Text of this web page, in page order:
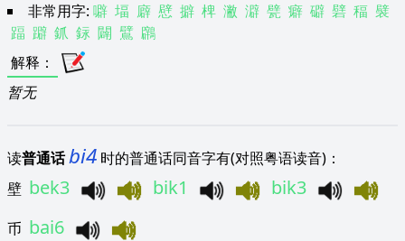
非常用字: 噼 堛 廦 憵 擗 椑 潎 澼 甓 癖 礔 礕 稫 襞
踾 躃 釽 銢 闢 鷿 鸊
解释 ：
暂无
读普通话bi4 时的普通话同音字有(对照粤语读音)：
壁 bek3 bik1 bik3
币 bai6